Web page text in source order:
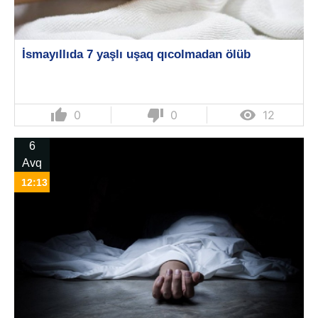
İsmayıllıda 7 yaşlı uşaq qıcolmadan ölüb
thumb_up 0 thumb_down 0  12
6
Avq
12:13